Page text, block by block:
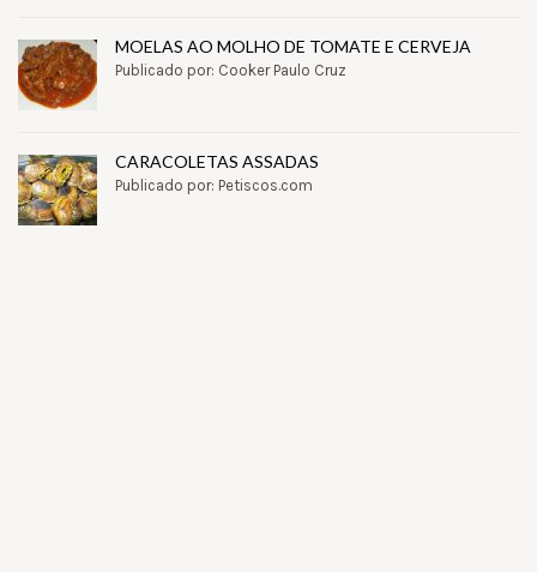
MOELAS AO MOLHO DE TOMATE E CERVEJA
Publicado por: Cooker Paulo Cruz
CARACOLETAS ASSADAS
Publicado por: Petiscos.com